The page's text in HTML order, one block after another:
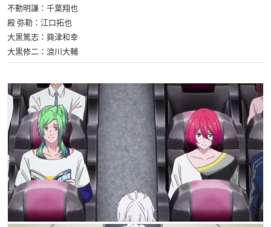
不動明謙：千葉翔也
殿 弥勒：江口拓也
大黒篤志：興津和幸
大黒修二：浪川大輔